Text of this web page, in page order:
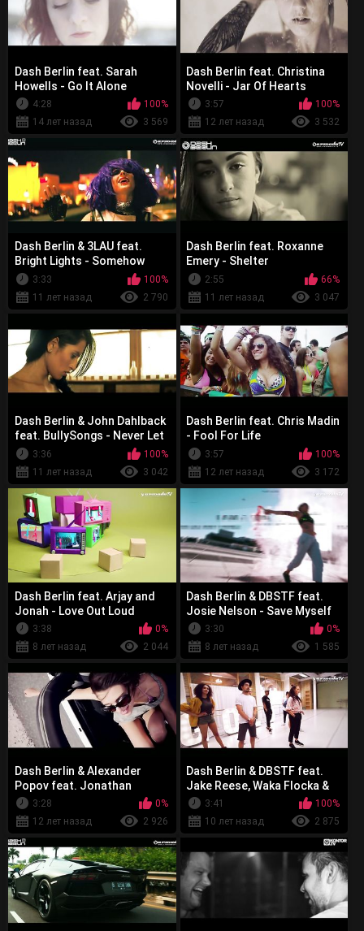
Dash Berlin feat. Sarah
Howells - Go It Alone
4:28
100%
14 лет назад
3 569
Dash Berlin feat. Christina
Novelli - Jar Of Hearts
3:57
100%
12 лет назад
3 532
Dash Berlin & 3LAU feat.
Bright Lights - Somehow
3:33
100%
11 лет назад
2 790
Dash Berlin feat. Roxanne
Emery - Shelter
2:55
66%
11 лет назад
3 047
Dash Berlin & John Dahlback
feat. BullySongs - Never Let
You Go
3:36
100%
11 лет назад
3 042
Dash Berlin feat. Chris Madin
- Fool For Life
3:57
100%
12 лет назад
3 172
Dash Berlin feat. Arjay and
Jonah - Love Out Loud
3:38
0%
8 лет назад
2 044
Dash Berlin & DBSTF feat.
Josie Nelson - Save Myself
3:30
0%
8 лет назад
1 585
Dash Berlin & Alexander
Popov feat. Jonathan
Mendelsohn - Steal You
Away
3:28
0%
12 лет назад
2 926
Dash Berlin & DBSTF feat.
Jake Reese, Waka Flocka &
DJ Whoo Kid - Gold
3:41
100%
10 лет назад
2 875